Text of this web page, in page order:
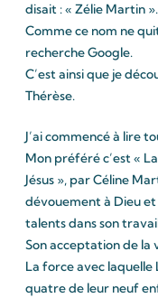
disait : « Zélie Martin
Comme ce nom ne
recherche Google.
C’est ainsi que je
Thérèse.
J’ai commencé à lire
Mon préféré c’est «
Jésus », par Céline
dévouement à Dieu
talents dans son
Son acceptation de
La force avec
quatre de leur neuf